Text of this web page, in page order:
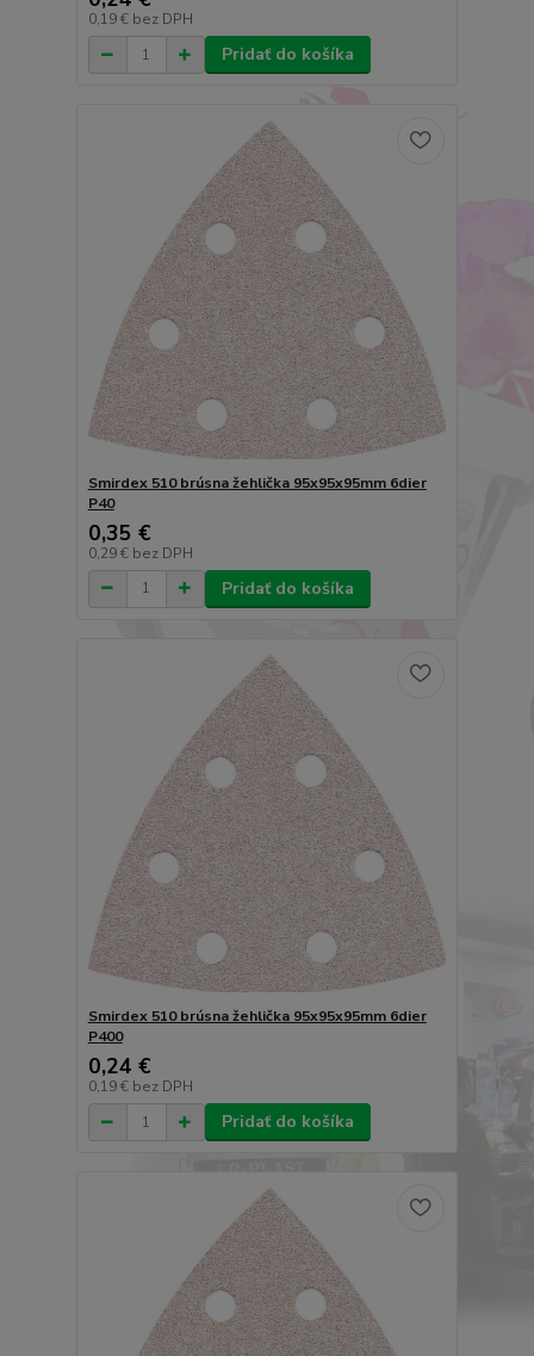
0,19 € bez DPH
Pridať do košíka
Smirdex 510 brúsna žehlička 95x95x95mm 6dier
P40
0,35 €
0,29 € bez DPH
Pridať do košíka
Smirdex 510 brúsna žehlička 95x95x95mm 6dier
P400
0,24 €
0,19 € bez DPH
Pridať do košíka